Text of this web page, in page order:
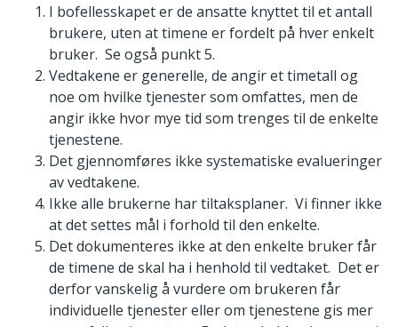
I bofellesskapet er de ansatte knyttet til et antall
brukere, uten at timene er fordelt på hver enkelt
bruker. Se også punkt 5.
Vedtakene er generelle, de angir et timetall og
noe om hvilke tjenester som omfattes, men de
angir ikke hvor mye tid som trenges til de enkelte
tjenestene.
Det gjennomføres ikke systematiske evalueringer
av vedtakene.
Ikke alle brukerne har tiltaksplaner. Vi finner ikke
at det settes mål i forhold til den enkelte.
Det dokumenteres ikke at den enkelte bruker får
de timene de skal ha i henhold til vedtaket. Det er
derfor vanskelig å vurdere om brukeren får
individuelle tjenester eller om tjenestene gis mer